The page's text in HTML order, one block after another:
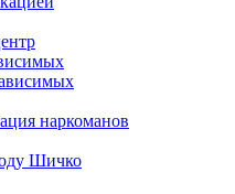
наркоманов
Шичко